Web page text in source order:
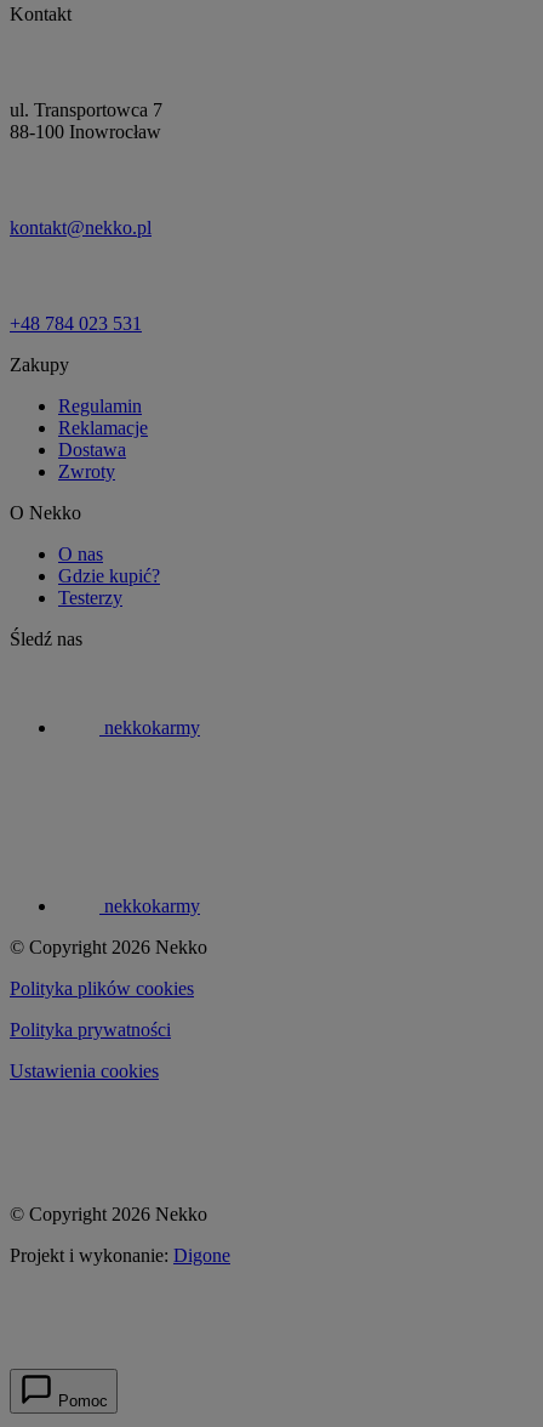
Kontakt
ul. Transportowca 7
88-100 Inowrocław
kontakt@nekko.pl
+48 784 023 531
Zakupy
Regulamin
Reklamacje
Dostawa
Zwroty
O Nekko
O nas
Gdzie kupić?
Testerzy
Śledź nas
nekkokarmy
nekkokarmy
© Copyright 2026 Nekko
Polityka plików cookies
Polityka prywatności
Ustawienia cookies
© Copyright 2026 Nekko
Projekt i wykonanie: Digone
Pomoc